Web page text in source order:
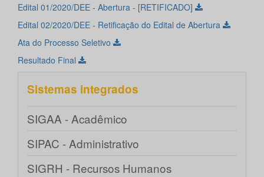
Edital 01/2020/DEE - Abertura - [RETIFICADO]
Edital 02/2020/DEE - Retificação do Edital de Abertura
Ata do Processo Seletivo
Resultado Final
Sistemas integrados
SIGAA - Acadêmico
SIPAC - Administrativo
SIGRH - Recursos Humanos